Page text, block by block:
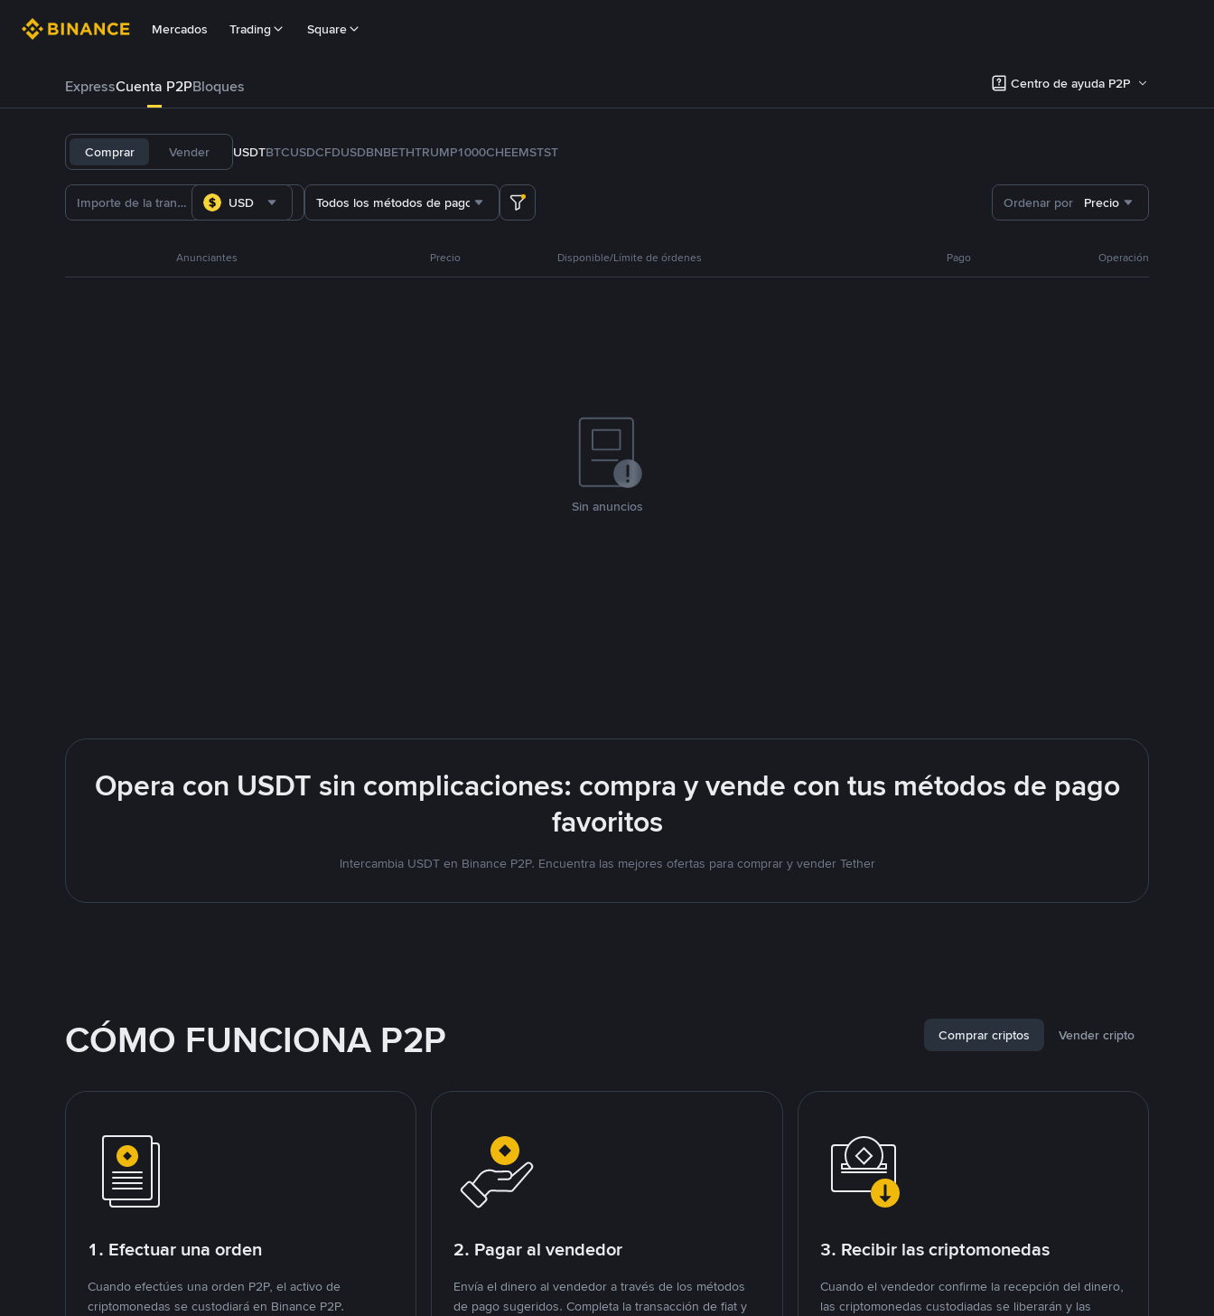
Mercados Trading Square
ExpressCuenta P2PBloques Centro de ayuda P2P
Comprar Vender USDTBTCUSDCFDUSDBNBETHTRUMP1000CHEEMSTST
USD Todos los métodos de pago Ordenar por Precio
Anunciantes Precio Disponible/Límite de órdenes Pago Operación
Sin anuncios
Opera con USDT sin complicaciones: compra y vende con tus métodos de pago
favoritos
Intercambia USDT en Binance P2P. Encuentra las mejores ofertas para comprar y vender Tether
CÓMO FUNCIONA P2P Comprar criptos Vender cripto
1. Efectuar una orden
Cuando efectúes una orden P2P, el activo de
criptomonedas se custodiará en Binance P2P.
2. Pagar al vendedor
Envía el dinero al vendedor a través de los métodos
de pago sugeridos. Completa la transacción de fiat y
3. Recibir las criptomonedas
Cuando el vendedor confirme la recepción del dinero,
las criptomonedas custodiadas se liberarán y las